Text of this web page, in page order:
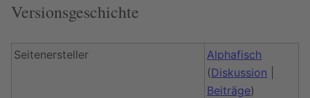
Versionsgeschichte
Seitenersteller
Alphafisch
(Diskussion
Beiträge)